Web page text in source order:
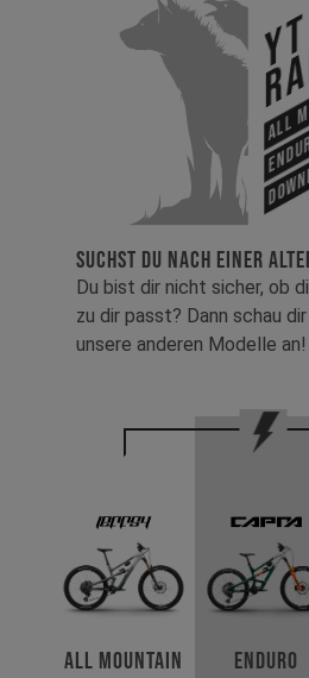
YT
All
SUCHST DU NACH EINER
Du bist dir nicht sicher, ob
zu dir passt? Dann schau
unsere anderen Modelle an!
All Mountain Enduro